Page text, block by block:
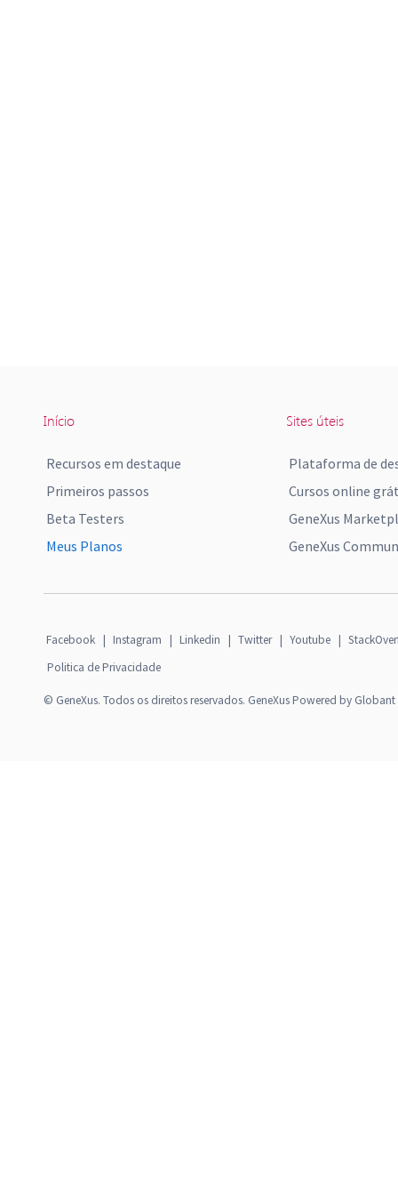
Início
Recursos em destaque
Primeiros passos
Beta Testers
Meus Planos
Sites úteis
Plataforma de
Cursos online
GeneXus
GeneXus
Facebook | Instagram | Linkedin | Twitter | Youtube |
Politica de Privacidade
© GeneXus. Todos os direitos reservados. GeneXus Powered by Globant